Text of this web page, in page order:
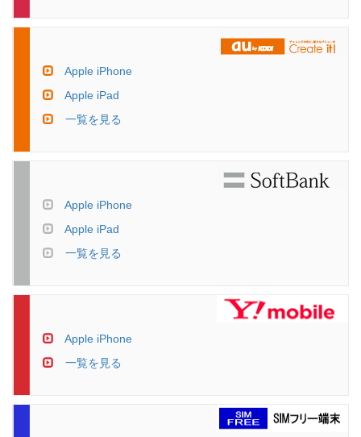
Apple iPhone
Apple iPad
一覧を見る
Apple iPhone
Apple iPad
一覧を見る
Apple iPhone
一覧を見る